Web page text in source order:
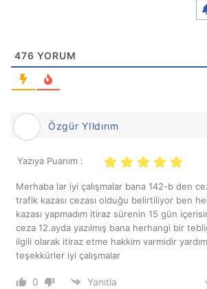
476 YORUM
Özgür YIldırım
Yazıya Puanım :
Merhaba lar iyi çalışmalar bana 142-b den
trafik kazası cezası olduğu belirtiliyor ben
kazası yapmadım itiraz sürenin 15 gün
ceza 12.ayda yazılmış bana herhangi bir
ilgili olarak itiraz etme hakkim varmidir
teşekkürler iyi çalışmalar
0 Yanıtla